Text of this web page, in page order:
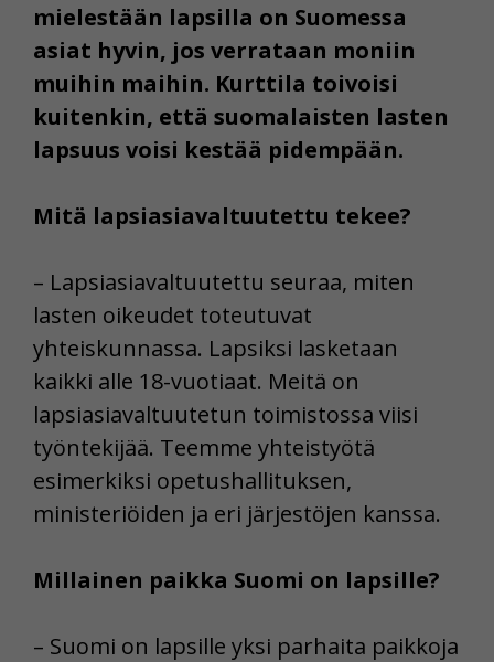
mielestään lapsilla on Suomessa
asiat hyvin, jos verrataan moniin
muihin maihin. Kurttila toivoisi
kuitenkin, että suomalaisten lasten
lapsuus voisi kestää pidempään.
Mitä lapsiasiavaltuutettu tekee?
– Lapsiasiavaltuutettu seuraa, miten
lasten oikeudet toteutuvat
yhteiskunnassa. Lapsiksi lasketaan
kaikki alle 18-vuotiaat. Meitä on
lapsiasiavaltuutetun toimistossa viisi
työntekijää. Teemme yhteistyötä
esimerkiksi opetushallituksen,
ministeriöiden ja eri järjestöjen kanssa.
Millainen paikka Suomi on lapsille?
– Suomi on lapsille yksi parhaita paikkoja